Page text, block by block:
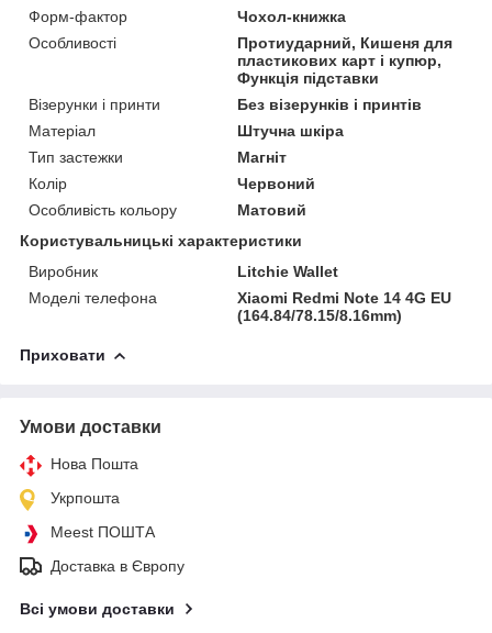
Форм-фактор
Чохол-книжка
Особливості
Протиударний, Кишеня для
пластикових карт і купюр,
Функція підставки
Візерунки і принти
Без візерунків і принтів
Матеріал
Штучна шкіра
Тип застежки
Магніт
Колір
Червоний
Особливість кольору
Матовий
Користувальницькі характеристики
Виробник
Litchie Wallet
Моделі телефона
Xiaomi Redmi Note 14 4G EU
(164.84/78.15/8.16mm)
Приховати
Умови доставки
Нова Пошта
Укрпошта
Meest ПОШТА
Доставка в Європу
Всі умови доставки